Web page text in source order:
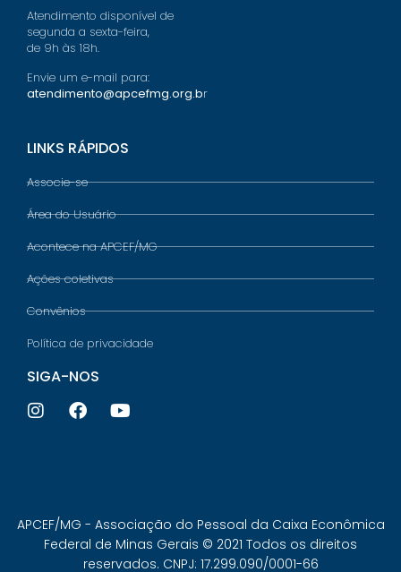
Atendimento disponível de
segunda a sexta-feira,
de 9h às 18h.
Envie um e-mail para:
atendimento@apcefmg.org.br
LINKS RÁPIDOS
Associe-se
Área do Usuário
Acontece na APCEF/MG
Ações coletivas
Convênios
Política de privacidade
SIGA-NOS
APCEF/MG - Associação do Pessoal da Caixa Econômica
Federal de Minas Gerais © 2021 Todos os direitos
reservados. CNPJ: 17.299.090/0001-66